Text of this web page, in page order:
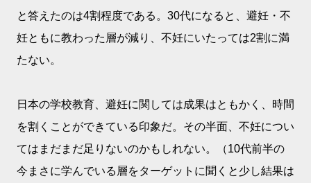
と答えたのは4割程度である。30代になると、避妊・不
妊ともに教わった層が減り、不妊にいたっては2割に満
たない。
日本の学校教育、避妊に関しては成果はともかく、時間
を割くことができている印象だ。その半面、不妊につい
てはまだまだ足りないのかもしれない。（10代前半の
今まさに学んでいる層をターゲットに聞くと少し結果は